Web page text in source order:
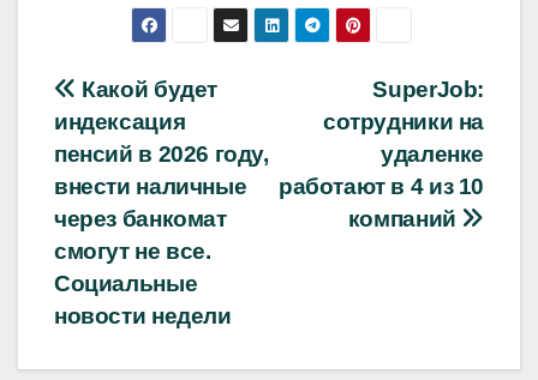
Навигация
по
записям
SuperJob:
сотрудники на
удаленке
работают в 4 из 10
компаний
Какой будет
индексация
пенсий в 2026 году,
внести наличные
через банкомат
смогут не все.
Социальные
новости недели